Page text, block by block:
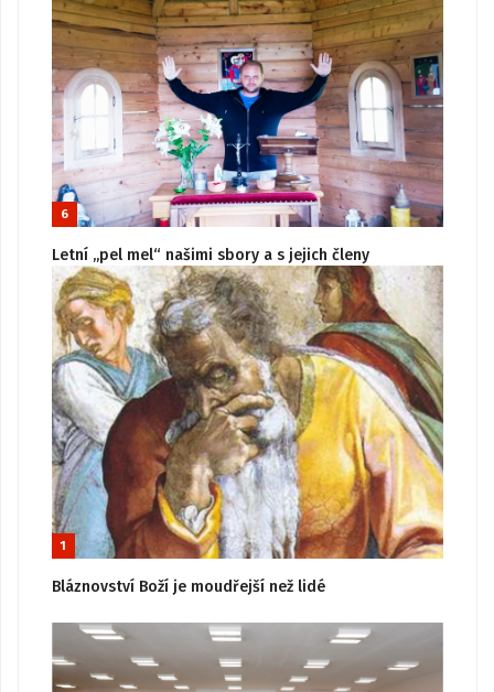
6
Letní „pel mel“ našimi sbory a s jejich členy
1
Bláznovství Boží je moudřejší než lidé